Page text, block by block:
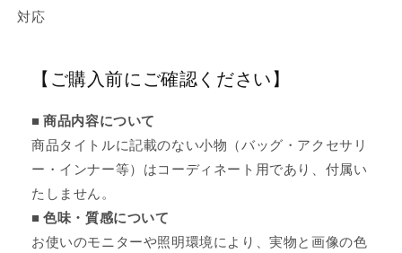
対応
【ご購入前にご確認ください】
■ 商品内容について
商品タイトルに記載のない小物（バッグ・アクセサリ
ー・インナー等）はコーディネート用であり、付属い
たしません。
■ 色味・質感について
お使いのモニターや照明環境により、実物と画像の色